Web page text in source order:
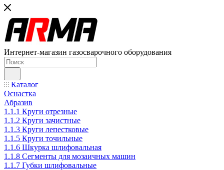
Интернет-магазин газосварочного оборудования
Каталог
Оснастка
Абразив
1.1.1 Круги отрезные
1.1.2 Круги зачистные
1.1.3 Круги лепестковые
1.1.5 Круги точильные
1.1.6 Шкурка шлифовальная
1.1.8 Сегменты для мозаичных машин
1.1.7 Губки шлифовальные